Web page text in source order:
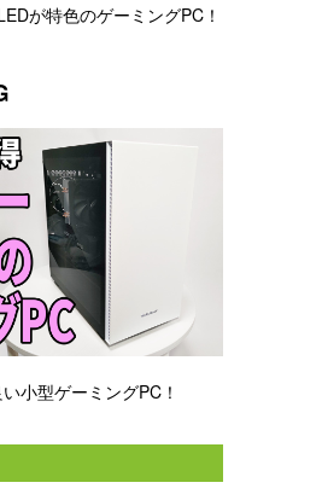
が特色のゲーミングPC！
小型ゲーミングPC！